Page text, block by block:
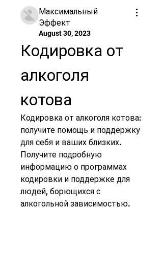
Максимальный
Эффект
August 30, 2023
Кодировка от
алкоголя
котова
Кодировка от алкоголя котова:
получите помощь и поддержку
для себя и ваших близких.
Получите подробную
информацию о программах
кодировки и поддержке для
людей, борющихся с
алкогольной зависимостью.